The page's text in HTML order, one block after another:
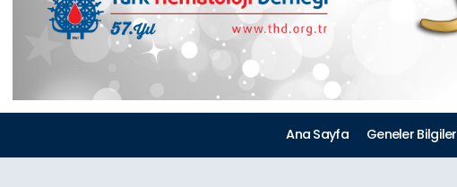
Ana Sayfa Geneler Bilgiler